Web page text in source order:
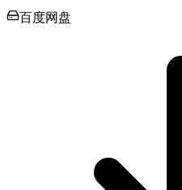
百度网盘